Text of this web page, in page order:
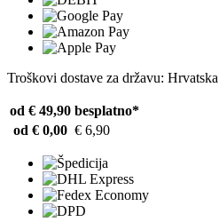
Troškovi dostave za državu: Hrvatska
od € 49,90 besplatno*
od € 0,00 € 6,90